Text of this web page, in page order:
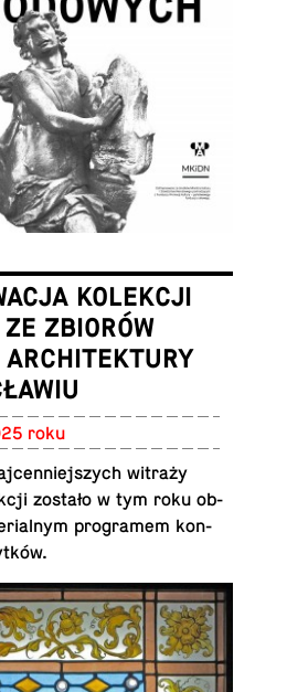
KOLEKCJI
ZBIORÓW
roku
witraży
zostało w tym roku ob­
pro­gra­mem kon­